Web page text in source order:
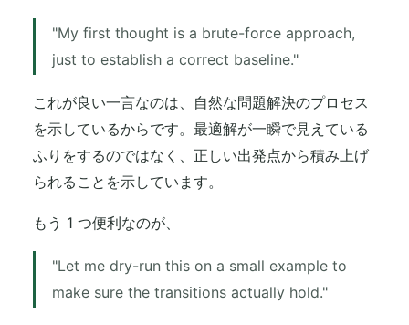
"My first thought is a brute-force approach,
just to establish a correct baseline."
これが良い一言なのは、自然な問題解決のプロセス
を示しているからです。最適解が一瞬で見えている
ふりをするのではなく、正しい出発点から積み上げ
られることを示しています。
もう 1 つ便利なのが、
"Let me dry-run this on a small example to
make sure the transitions actually hold."